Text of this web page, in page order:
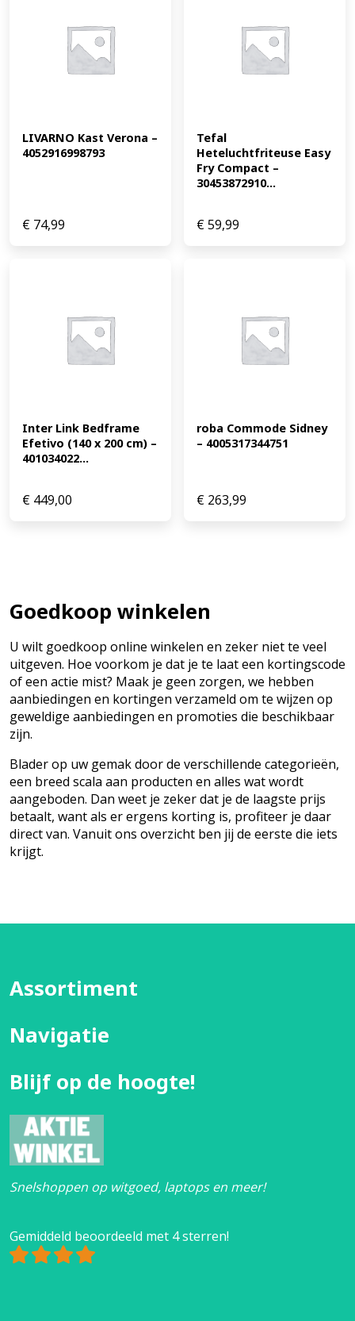
LIVARNO Kast Verona –
4052916998793
€ 74,99
Tefal
Heteluchtfriteuse Easy
Fry Compact –
30453872910...
€59,99
Inter Link Bedframe
Efetivo (140 x 200 cm) –
401034022...
€ 449,00
roba Commode Sidney
– 4005317344751
€ 263,99
Goedkoop winkelen
U wilt goedkoop online winkelen en zeker niet te veel
uitgeven. Hoe voorkom je dat je te laat een kortingscode
of een actie mist? Maak je geen zorgen, we hebben
aanbiedingen en kortingen verzameld om te wijzen op
geweldige aanbiedingen en promoties die beschikbaar
zijn.
Blader op uw gemak door de verschillende categorieën,
een breed scala aan producten en alles wat wordt
aangeboden. Dan weet je zeker dat je de laagste prijs
betaalt, want als er ergens korting is, profiteer je daar
direct van. Vanuit ons overzicht ben jij de eerste die iets
krijgt.
Assortiment
Navigatie
Blijf op de hoogte!
Snelshoppen op witgoed, laptops en meer!
Gemiddeld beoordeeld met 4 sterren!